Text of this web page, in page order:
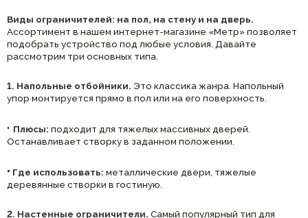
Виды ограничителей: на пол, на стену и на дверь.
Ассортимент в нашем интернет-магазине «Метр» позволяет
подобрать устройство под любые условия. Давайте
рассмотрим три основных типа.
1. Напольные отбойники. Это классика жанра. Напольный
упор монтируется прямо в пол или на его поверхность.
· Плюсы: подходит для тяжелых массивных дверей.
Останавливает створку в заданном положении.
· Где использовать: металлические двери, тяжелые
деревянные створки в гостиную.
2. Настенные ограничители. Самый популярный тип для